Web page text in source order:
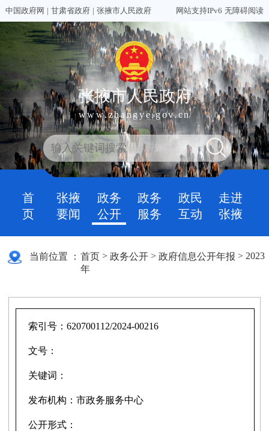
中国政府网 | 甘肃省政府 | 张掖市人民政府 网站支持IPv6 无障碍阅读
张掖市人民政府
www.zhangye.gov.cn
首
页
张掖
要闻
政务
公开
政务
服务
政民
互动
走进
张掖
当前位置 ： 首页 >政务公开 >政府信息公开年报 > 2023
年
索引号：620700112/2024-00216
文号：
关键词：
发布机构：市政务服务中心
公开形式：